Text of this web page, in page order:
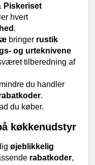
Piskeriset
hvert
.
bringer rustik
og urteknivene
tilberedning af
du handler
.
du køber.
køkkenudstyr
øjeblikkelig
rabatkoder,